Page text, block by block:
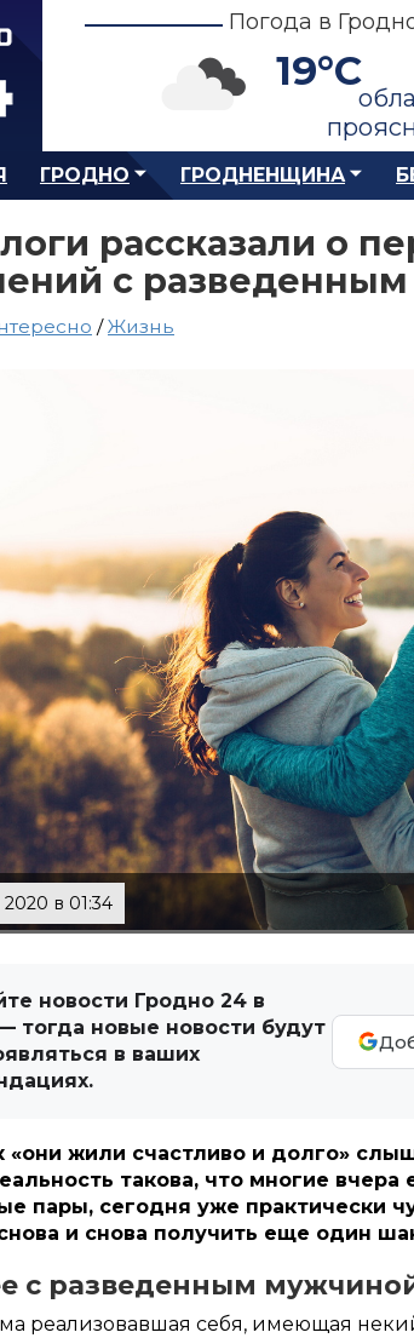
Погода в
19°C
ГРОДНО ГРОДНЕНЩИНА
рассказали о
с
/Жизнь
в 01:34
новости Гродно 24 в
тогда новые новости будут
в ваших
«они жили счастливо и долго»
такова, что многие
пары, сегодня уже практически
и снова получить еще один
с разведенным
реализовавшая себя, имеющая